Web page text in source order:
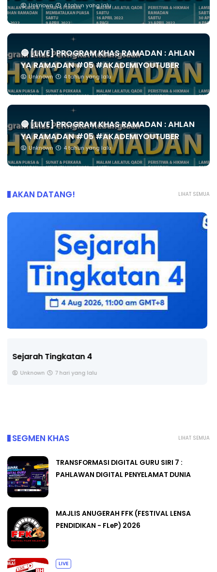
Unknown 4 tahun yang lalu
🔴 [LIVE] PROGRAM KHAS RAMADAN : AHLAN
YA RAMADAN #05 #AKADEMIYOUTUBER
Unknown 4 tahun yang lalu
🔴 [LIVE] PROGRAM KHAS RAMADAN : AHLAN
YA RAMADAN #05 #AKADEMIYOUTUBER
Unknown 4 tahun yang lalu
LIHAT SEMUA
AKAN DATANG!
🔴 [LIVE] PRINSIP PERAKAUNAN, BEDAH TUNTAS
LIHAT SEMUA
SEGMEN KHAS
TRANSFORMASI DIGITAL GURU SIRI 7 :
PAHLAWAN DIGITAL PENYELAMAT DUNIA
MAJLIS ANUGERAH FFK (FESTIVAL LENSA
PENDIDIKAN - FLeP) 2026
LIVE